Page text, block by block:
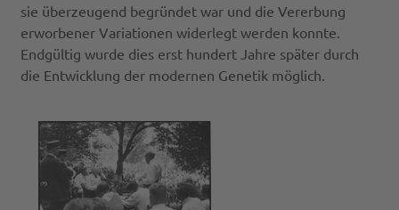
sie überzeugend begründet war und die Vererbung
erworbener Variationen widerlegt werden konnte.
Endgültig wurde dies erst hundert Jahre später durch
die Entwicklung der modernen Genetik möglich.